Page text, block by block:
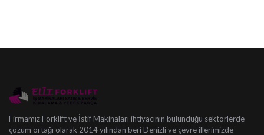
Firmamız Forklift ve İstif Makinaları ihtiyacının bulunduğu sektörlerde
çözüm ortağı olarak 2014 yılından beri Denizli ve çevre illerimizde